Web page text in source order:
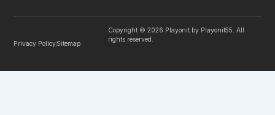
Privacy PolicySitemap
Copyright © 2026 Playonit by Playonit55. All
rights reserved.